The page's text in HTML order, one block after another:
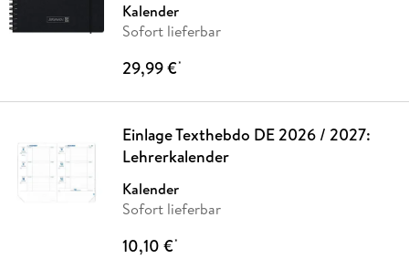
Kalender
Sofort lieferbar
29,99 €*
Einlage Texthebdo DE 2026 / 2027:
Lehrerkalender
Kalender
Sofort lieferbar
10,10 €*